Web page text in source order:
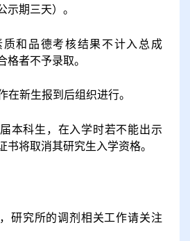
示期三天）。
质和品德考核结果不计入总成
格者不予录取。
在新生报到后组织进行。
本科生，在入学时若不能出示
书将取消其研究生入学资格。
研究所的调剂相关工作请关注